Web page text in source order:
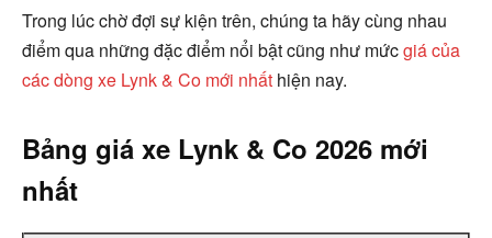
Trong lúc chờ đợi sự kiện trên, chúng ta hãy cùng nhau
điểm qua những đặc điểm nổi bật cũng như mứcgiá của
các dòng xe Lynk & Co mới nhất hiện nay.
Bảng giá xe Lynk & Co 2026 mới
nhất